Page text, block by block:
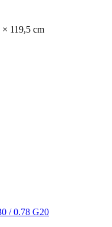
119,5 cm
/ 0.78 G20